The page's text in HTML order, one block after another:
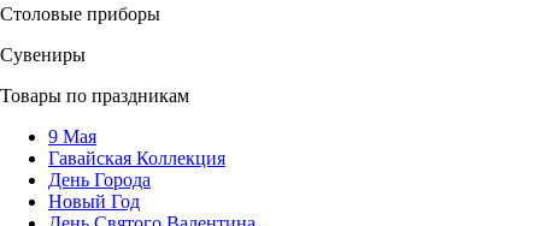
Столовые приборы
Сувениры
Товары по праздникам
9 Мая
Гавайская Коллекция
День Города
Новый Год